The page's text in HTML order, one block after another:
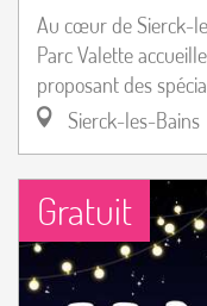
Au cœur de Sierck-
Parc Valette
proposant des
Sierck-les-Bains
Gratuit